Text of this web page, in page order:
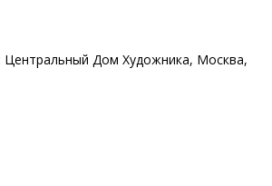
Центральный Дом Художника, Москва,